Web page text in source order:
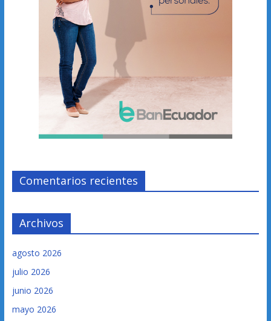
Comentarios recientes
Archivos
agosto 2026
julio 2026
junio 2026
mayo 2026